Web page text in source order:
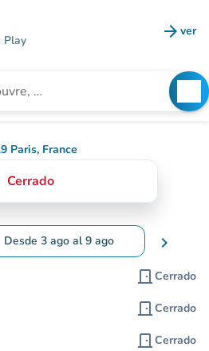
Play arrow_forward ver
Paris, France
Google Maps)
Cerrado
Desde 3 ago al9 ago
calendario para cambiar las
chevron_right
door_front Cerrado
door_front Cerrado
door_front Cerrado